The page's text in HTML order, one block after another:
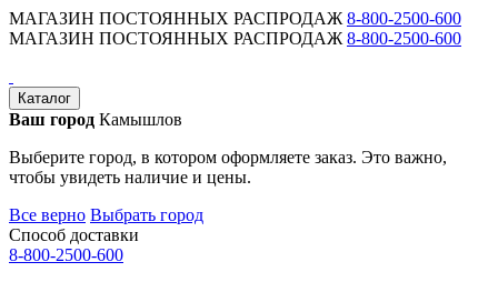
МАГАЗИН ПОСТОЯННЫХ РАСПРОДАЖ 8-800-2500-600
МАГАЗИН ПОСТОЯННЫХ РАСПРОДАЖ 8-800-2500-600
Каталог
Ваш город Камышлов
Выберите город, в котором оформляете заказ. Это важно,
чтобы увидеть наличие и цены.
Все верно Выбрать город
Способ доставки
8-800-2500-600